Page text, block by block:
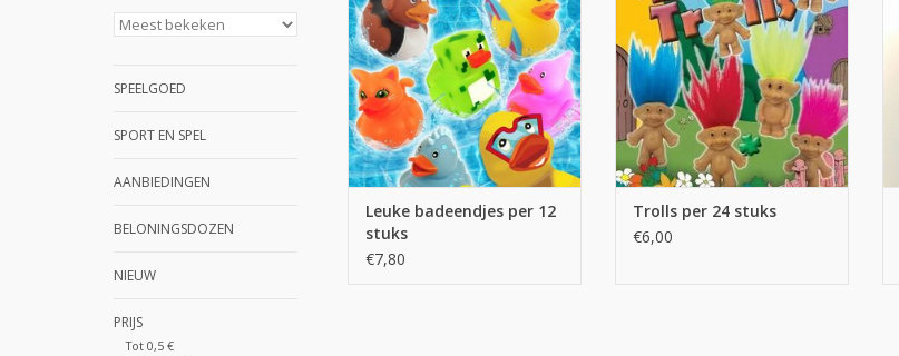
SPEELGOED
SPORT EN SPEL
AANBIEDINGEN
BELONINGSDOZEN
NIEUW
PRIJS
Tot 0,5 €
Leuke badeendjes per 12
stuks
€7,80
Trolls per 24 stuks
€6,00